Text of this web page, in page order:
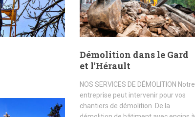
Démolition dans le Gard
et l'Hérault
NOS SERVICES DE DÉMOLITION Notre
entreprise peut intervenir pour vos
chantiers de démolition. De la